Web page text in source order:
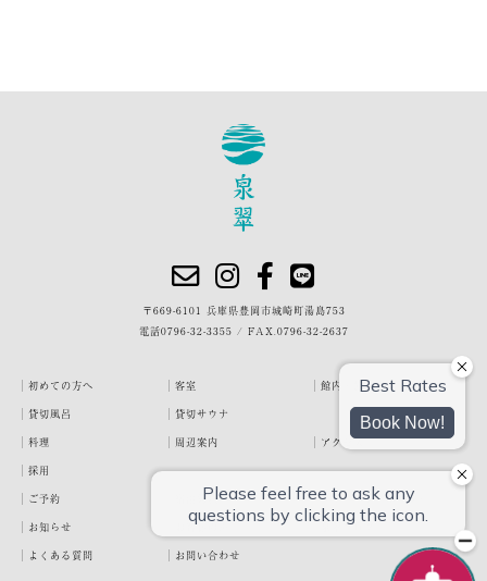
〒669-6101 兵庫県豊岡市城崎町湯島753
電話0796-32-3355 / FAX.0796-32-2637
初めての方へ 客室
館内・施設
貸切風呂
貸切サウナ
料理
周辺案内
アクセス
採用
ご予約
宿泊約款
プライバシーポリシー
お知らせ
お客様の声
泉翠ブログ
よくある質問
お問い合わせ